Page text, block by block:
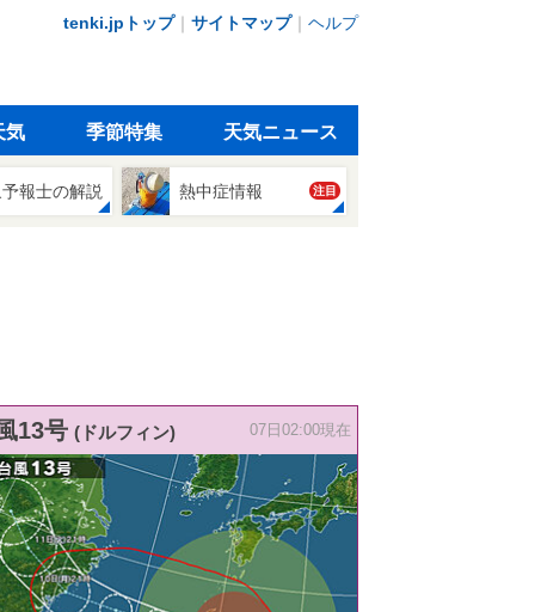
tenki.jpトップ｜ サイトマップ｜ ヘルプ
気 季節特集 天気ニュース
報士の解説 熱中症情報 注目
13号 (ドルフィン) 07日02:00現在